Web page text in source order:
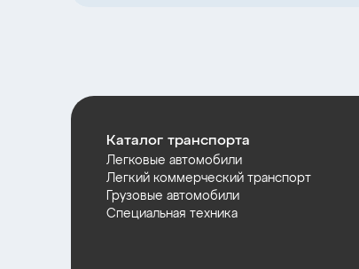
Каталог транспорта
Легковые автомобили
Легкий коммерческий транспорт
Грузовые автомобили
Специальная техника